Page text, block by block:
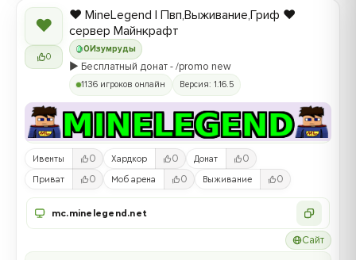
❤
0
0 Изумруды
❤️ MineLegend | Пвп,Выживание,Гриф ❤️
сервер Майнкрафт
▶️ Бесплатный донат - /promo new
1136 игроков онлайн Версия: 1.16.5
Ивенты 0 Хардкор 0 Донат 0
Приват 0 Моб арена 0 Выживание 0
mc.minelegend.net
Сайт